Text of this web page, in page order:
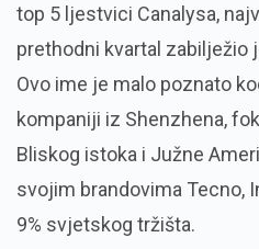
top 5 ljestvici Canalysa,
prethodni kvartal zabilježio
Ovo ime je malo poznato
kompaniji iz Shenzhena,
Bliskog istoka i Južne
svojim brandovima Tecno,
9% svjetskog tržišta.